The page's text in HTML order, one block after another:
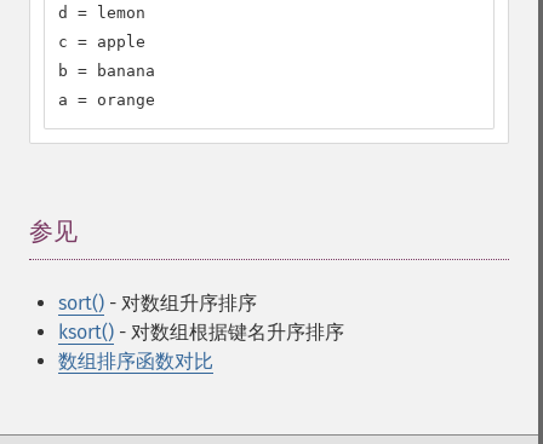
d = lemon
c = apple
b = banana
a = orange
参见
sort() - 对数组升序排序
ksort() - 对数组根据键名升序排序
数组排序函数对比